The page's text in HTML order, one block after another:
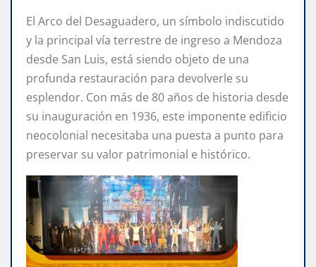
El Arco del Desaguadero, un símbolo indiscutido
y la principal vía terrestre de ingreso a Mendoza
desde San Luis, está siendo objeto de una
profunda restauración para devolverle su
esplendor. Con más de 80 años de historia desde
su inauguración en 1936, este imponente edificio
neocolonial necesitaba una puesta a punto para
preservar su valor patrimonial e histórico.